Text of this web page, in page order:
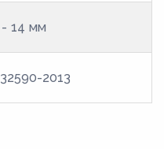
14 мм
2013